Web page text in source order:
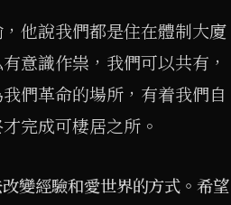
他說我們都是住在體制大廈
意識作祟，我們可以共有，
們革命的場所，有着我們自
完成可棲居之所。
變經驗和愛世界的方式。希望